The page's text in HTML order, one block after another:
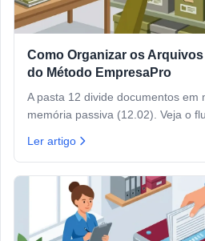
Como Organizar os
do Método EmpresaPro
A pasta 12 divide documentos em
memória passiva (12.02). Veja o
Ler artigo